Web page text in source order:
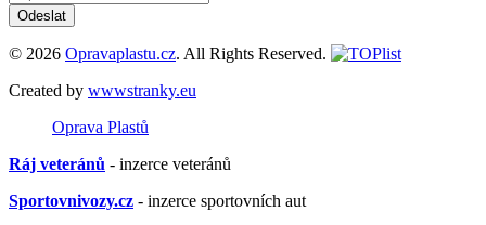
Odeslat
© 2026 Opravaplastu.cz. All Rights Reserved.
Created by wwwstranky.eu
Oprava Plastů
Ráj veteránů - inzerce veteránů
Sportovnivozy.cz - inzerce sportovních aut